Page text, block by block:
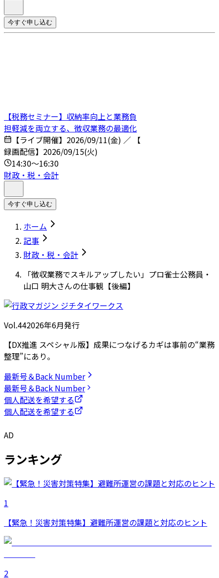
今すぐ申し込む
【税務セミナー】収納率向上と業務負
担軽減を両立する、徴収業務の最適化
【ライブ開催】2026/09/11(金) ／ 【
録画配信】2026/09/15(火)
14:30～16:30
財政・税・会計
今すぐ申し込む
ホーム
記事
財政・税・会計
「徴収業務でスキルアップしたい」プロ雀士公務員・
山口 明大さんの仕事観【後編】
Vol.442026年6月発行
【DX推進 スペシャル版】成果につなげるカギは事前の“業務
整理”にあり。
最新号＆Back Number
最新号＆Back Number
個人配送を希望する
個人配送を希望する
AD
ランキング
1
【緊急！災害対策特集】避難所運営の課題と対応のヒント
2